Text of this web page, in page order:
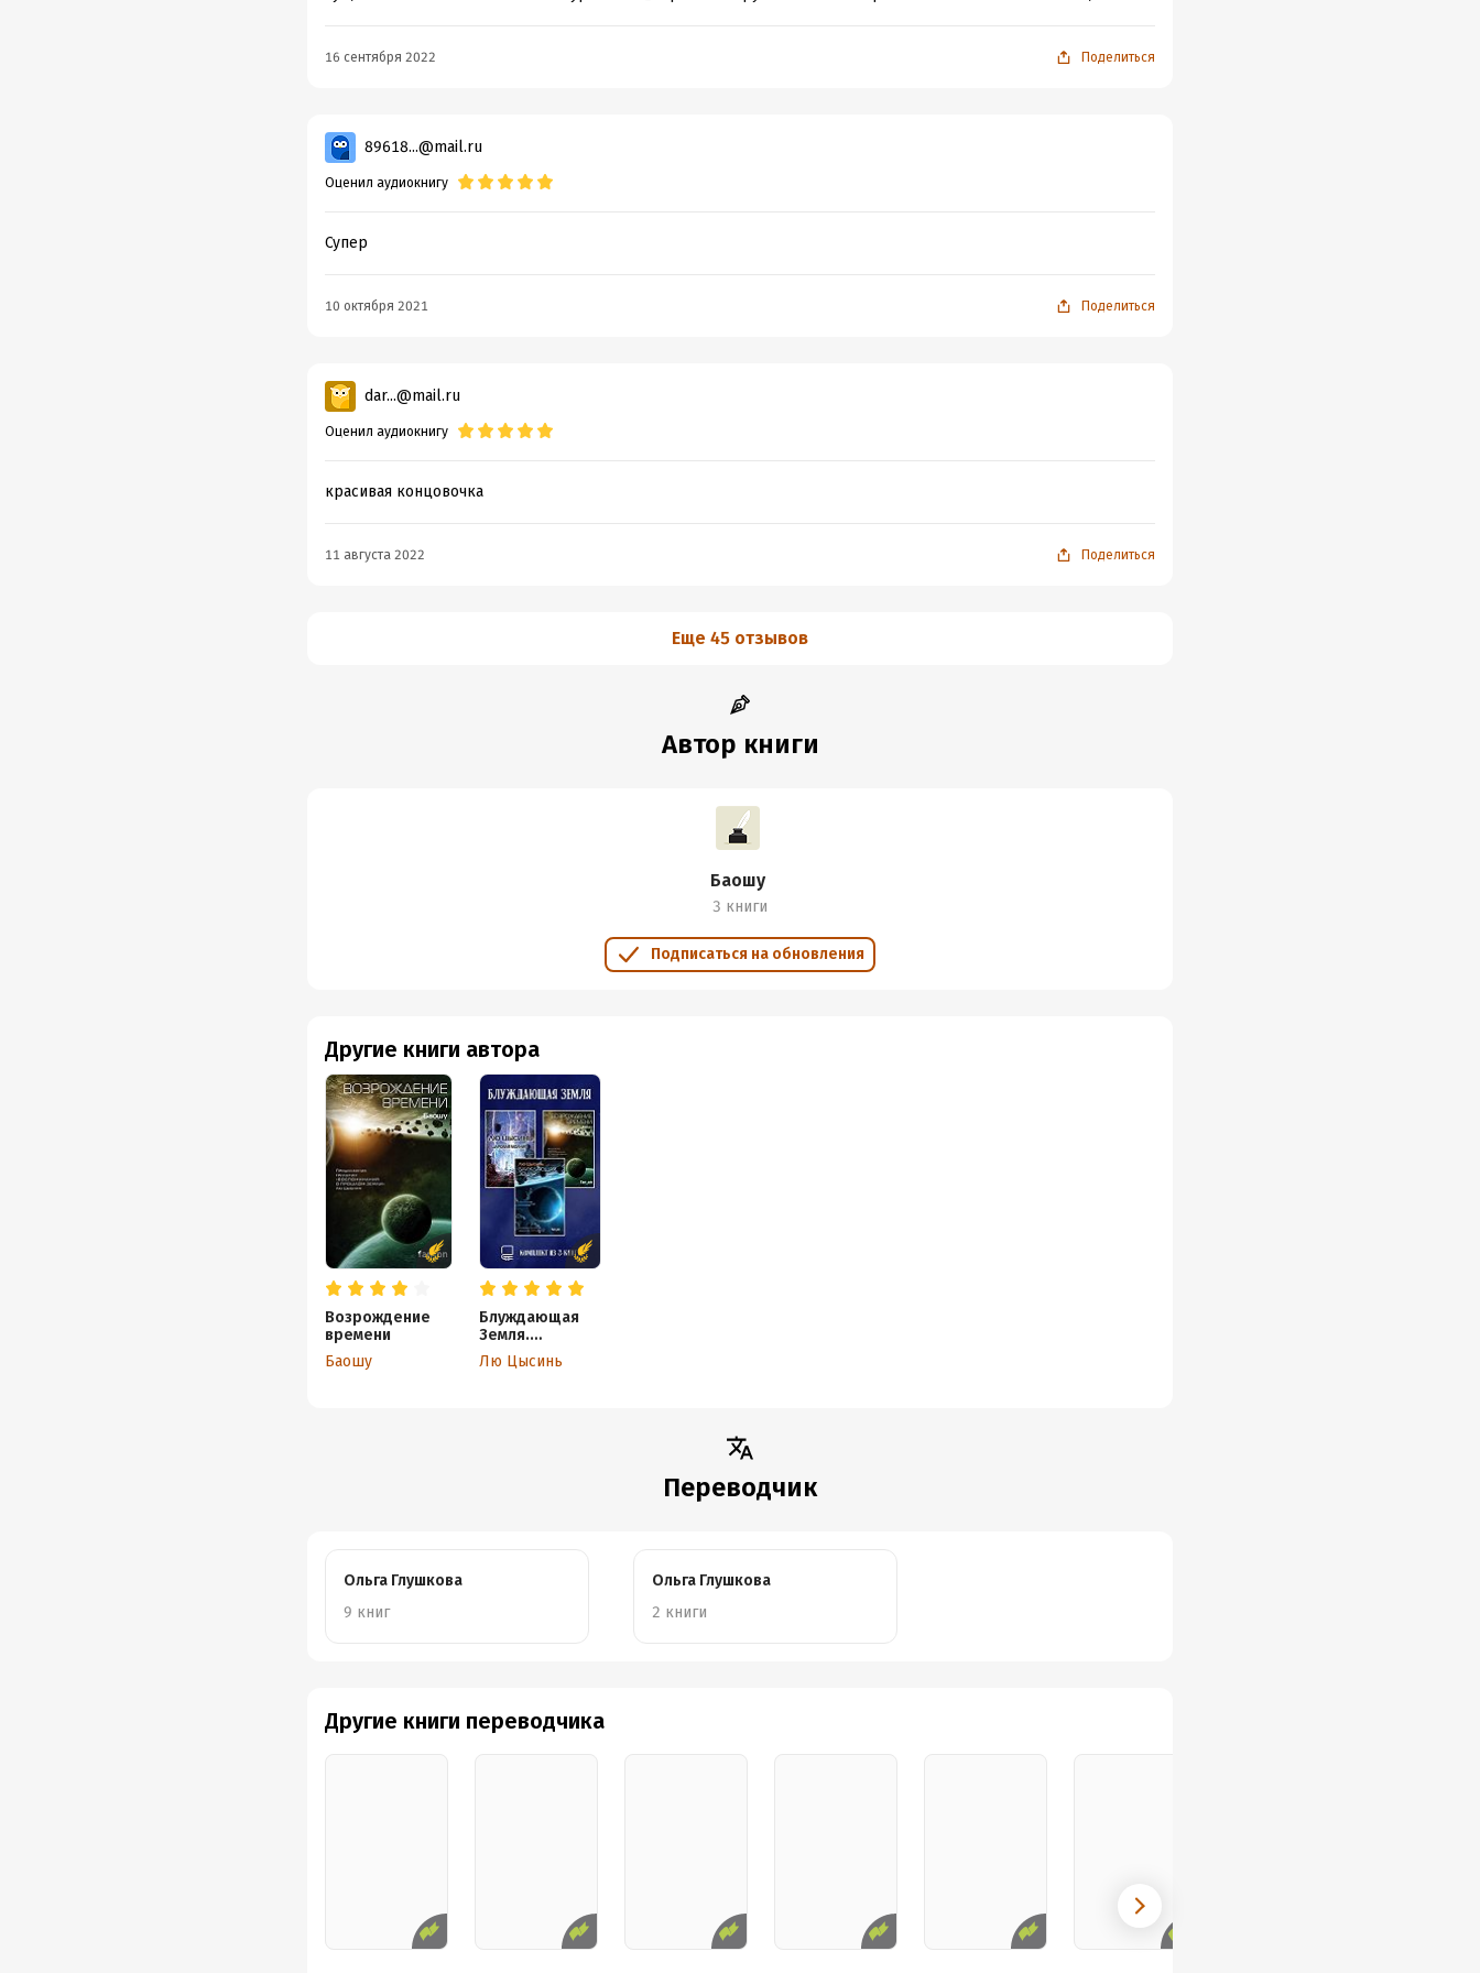
16 сентября 2022 Поделиться
89618...@mail.ru
Оценил аудиокнигу
Супер
10 октября 2021 Поделиться
dar...@mail.ru
Оценил аудиокнигу
красивая концовочка
11 августа 2022 Поделиться
Еще 45 отзывов
Автор книги
Баошу
3 книги
Подписаться на обновления
Другие книги автора
Возрождение
времени
Баошу
Блуждающая
Земля.
Комплект из 3
книг
Лю Цысинь
Переводчик
Ольга Глушкова
9 книг
Ольга Глушкова
2 книги
Другие книги переводчика